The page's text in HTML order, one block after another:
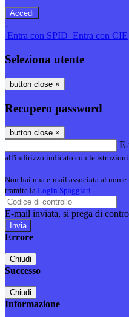
-
Entra con SPID Entra con CIE
Seleziona utente
button close ×
Recupero password
button close ×
all'indirizzo indicato con le istruzioni
Non hai una e-mail associata al
tramite la Login Spaggiari
E-mail inviata, si prega di
Errore
Chiudi
Successo
Chiudi
Informazione